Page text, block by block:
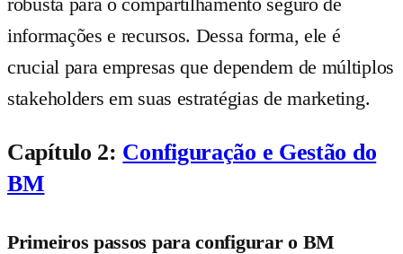
informações e recursos. Dessa forma, ele é
crucial para empresas que dependem de múltiplos
stakeholders em suas estratégias de marketing.
Capítulo 2: Configuração e Gestão do
BM
Primeiros passos para configurar o BM